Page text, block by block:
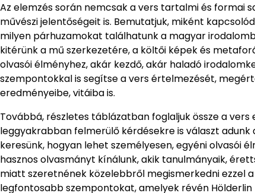
Az elemzés során nemcsak a vers tartalmi és formai
művészi jelentőségeit is. Bemutatjuk, miként
milyen párhuzamokat találhatunk a magyar
kitérünk a mű szerkezetére, a költői képek és
olvasói élményhez, akár kezdő, akár haladó
szempontokkal is segítse a vers értelmezését,
eredményeibe, vitáiba is.
Továbbá, részletes táblázatban foglaljuk össze a
leggyakrabban felmerülő kérdésekre is választ
keresünk, hogyan lehet személyesen, egyéni olvasói
hasznos olvasmányt kínálunk, akik tanulmányaik,
miatt szeretnének közelebbről megismerkedni ezzel
legfontosabb szempontokat, amelyek révén